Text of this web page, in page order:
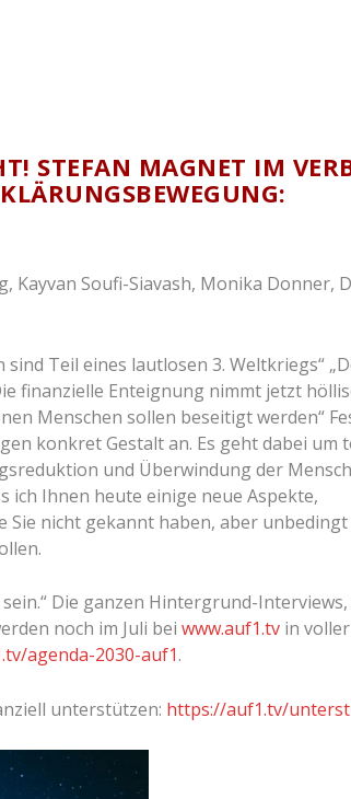
STEFAN MAGNET IM
Kayvan Soufi-Siavash, Monika Donner,
sind Teil eines lautlosen 3. Weltkriegs“
finanzielle Enteignung nimmt jetzt
Menschen sollen beseitigt werden“
konkret Gestalt an. Es geht dabei um
und Überwindung der
ich Ihnen heute einige neue Aspekte,
nicht gekannt haben, aber unbedingt
Die ganzen Hintergrund-Interviews,
noch im Juli bei www.auf1.tvin
agenda-2030-auf1.
unterstützen: https://auf1.tv/